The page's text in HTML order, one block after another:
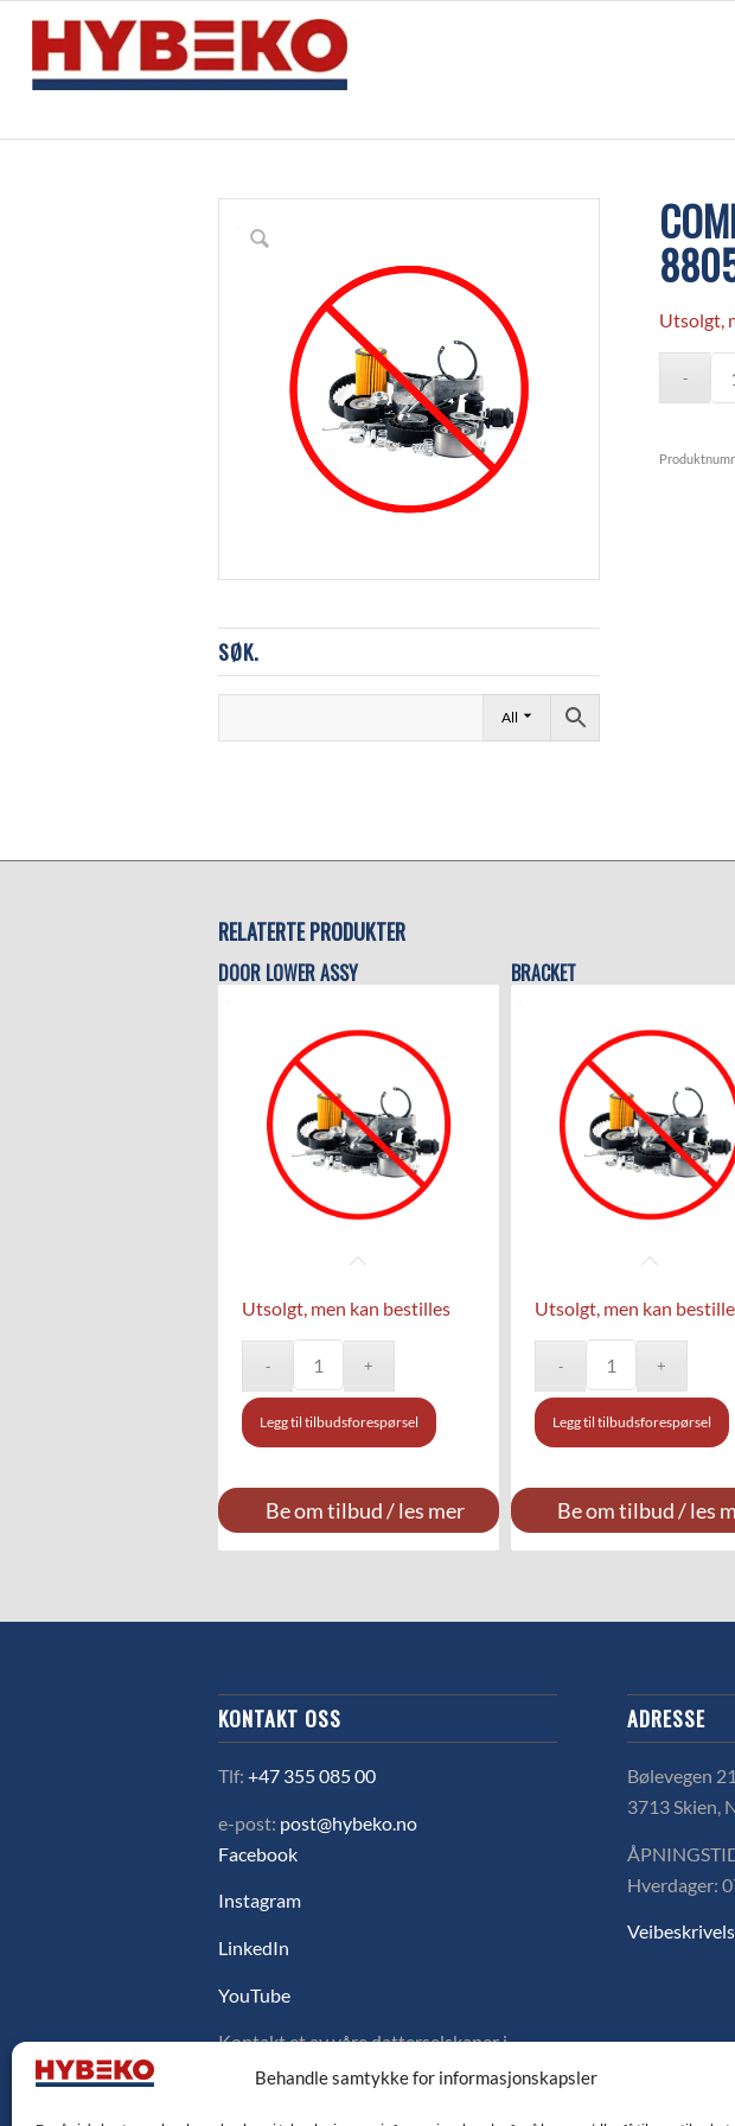
Behandle samtykke for informasjonskapsler
SØK.
All
Utsolgt,
RELATERTE PRODUKTER
DOOR LOWER ASSY
Utsolgt, men kan bestilles
Legg til tilbudsforespørsel
Be om tilbud / les mer
BRACKET
Utsolgt, men kan
Legg til tilbudsforespørsel
Be om tilbud / les
KONTAKT OSS
Tlf:+47 355 085 00
e-post: post@hybeko.no
Facebook
Instagram
LinkedIn
YouTube
Kontakt et av våre datterselskaper i
Sverige, Danmark eller Finland ved å
ADRESSE
Bølevegen
3713 Skien,
Hverdager: